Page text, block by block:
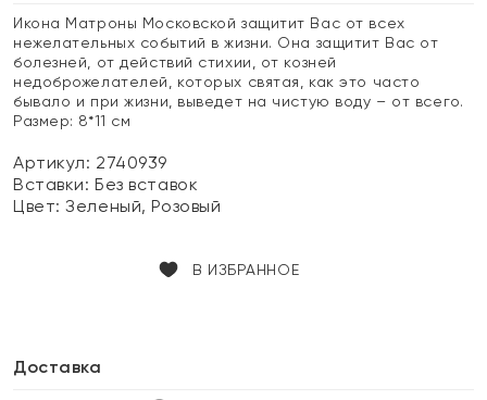
Икона Матроны Московской защитит Вас от всех
нежелательных событий в жизни. Она защитит Вас от
болезней, от действий стихии, от козней
недоброжелателей, которых святая, как это часто
бывало и при жизни, выведет на чистую воду – от всего.
Размер: 8*11 см
Артикул: 2740939
Вставки:Без вставок
Цвет:Зеленый, Розовый
В ИЗБРАННОЕ
Доставка